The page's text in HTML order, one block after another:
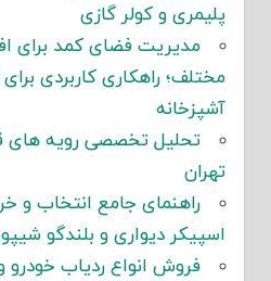
پلیمری و کولر گازی
مدیریت فضای کمد برای
مختلف؛ راهکاری کاربردی
آشپزخانه
تحلیل تخصصی رویه های
تهران
راهنمای جامع انتخاب و
اسپیکر دیواری و بلندگو
فروش انواع ردیاب خودرو